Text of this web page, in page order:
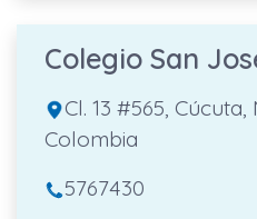
Colegio San
Cl. 13 #565,
Colombia
5767430